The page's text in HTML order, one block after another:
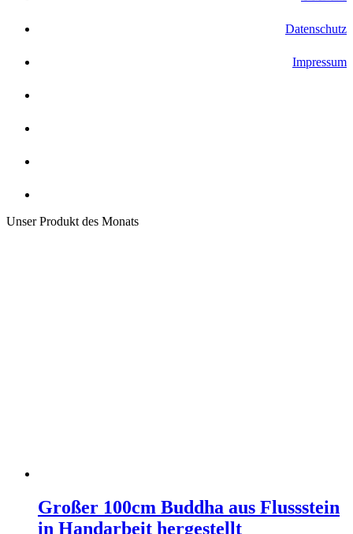
Datenschutz
Impressum
Unser Produkt des Monats
Großer 100cm Buddha aus Flussstein
in Handarbeit hergestellt